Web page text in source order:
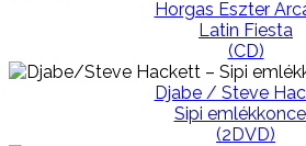
Horgas Eszter
Latin Fiesta
(CD)
Djabe / Steve
Sipi
(2DVD)